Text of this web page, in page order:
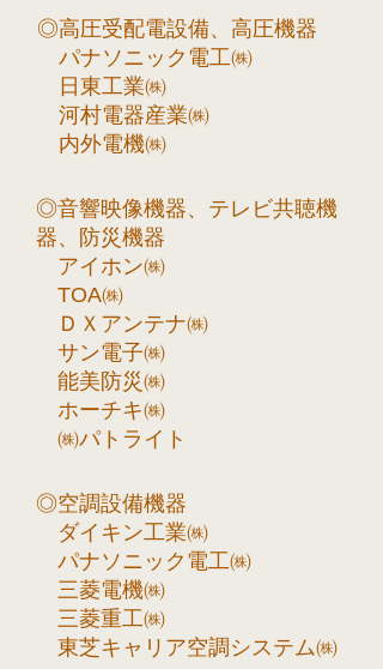
◎高圧受配電設備、高圧機器
パナソニック電工㈱
日東工業㈱
河村電器産業㈱
内外電機㈱
◎音響映像機器、テレビ共聴機
器、防災機器
アイホン㈱
TOA㈱
ＤＸアンテナ㈱
サン電子㈱
能美防災㈱
ホーチキ㈱
㈱パトライト
◎空調設備機器
ダイキン工業㈱
パナソニック電工㈱
三菱電機㈱
三菱重工㈱
東芝キャリア空調システム㈱